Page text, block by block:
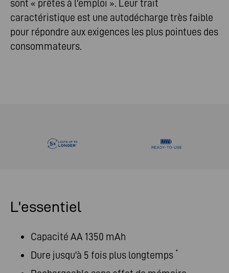
sont « prêtes à l'emploi ». Leur trait
caractéristique est une autodécharge très faible
pour répondre aux exigences les plus pointues des
consommateurs.
L'essentiel
Capacité AA 1350 mAh
Dure jusqu'à 5 fois plus longtemps *